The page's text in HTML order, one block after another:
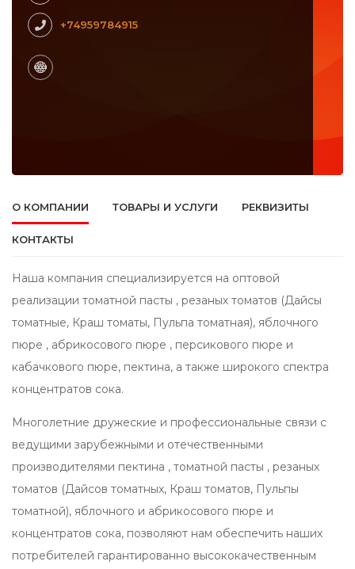
+74959784915
О КОМПАНИИ ТОВАРЫ И УСЛУГИ РЕКВИЗИТЫ
КОНТАКТЫ
Наша компания специализируется на оптовой
реализации томатной пасты , резаных томатов (Дайсы
томатные, Краш томаты, Пульпа томатная), яблочного
пюре , абрикосового пюре , персикового пюре и
кабачкового пюре, пектина, а также широкого спектра
концентратов сока.
Многолетние дружеские и профессиональные связи с
ведущими зарубежными и отечественными
производителями пектина , томатной пасты , резаных
томатов (Дайсов томатных, Краш томатов, Пульпы
томатной), яблочного и абрикосового пюре и
концентратов сока, позволяют нам обеспечить наших
потребителей гарантированно высококачественным